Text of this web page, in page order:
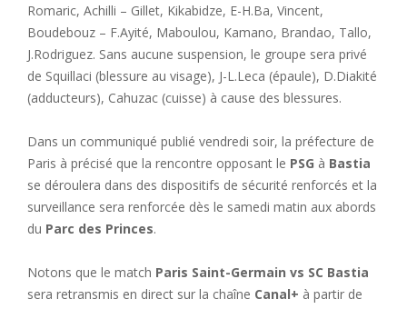
Romaric, Achilli – Gillet, Kikabidze, E-H.Ba, Vincent,
Boudebouz – F.Ayité, Maboulou, Kamano, Brandao, Tallo,
J.Rodriguez. Sans aucune suspension, le groupe sera privé
de Squillaci (blessure au visage), J-L.Leca (épaule), D.Diakité
(adducteurs), Cahuzac (cuisse) à cause des blessures.
Dans un communiqué publié vendredi soir, la préfecture de
Paris à précisé que la rencontre opposant le PSG à Bastia
se déroulera dans des dispositifs de sécurité renforcés et la
surveillance sera renforcée dès le samedi matin aux abords
du Parc des Princes.
Notons que le match Paris Saint-Germain vs SC Bastia
sera retransmis en direct sur la chaîne Canal+ à partir de